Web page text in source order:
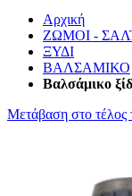
Αρχική
ΖΩΜΟΙ -
ΞΥΔΙ
ΒΑΛΣΑΜΙΚΟ
Βαλσάμικο
Μετάβαση στο τέλος